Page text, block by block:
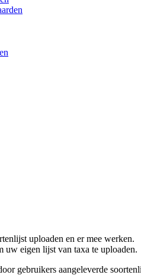
uploaden en er mee werken.
eigen lijst van taxa te uploaden.
gebruikers aangeleverde